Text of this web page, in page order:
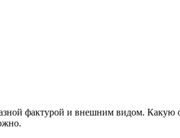
фактурой и внешним видом. Какую